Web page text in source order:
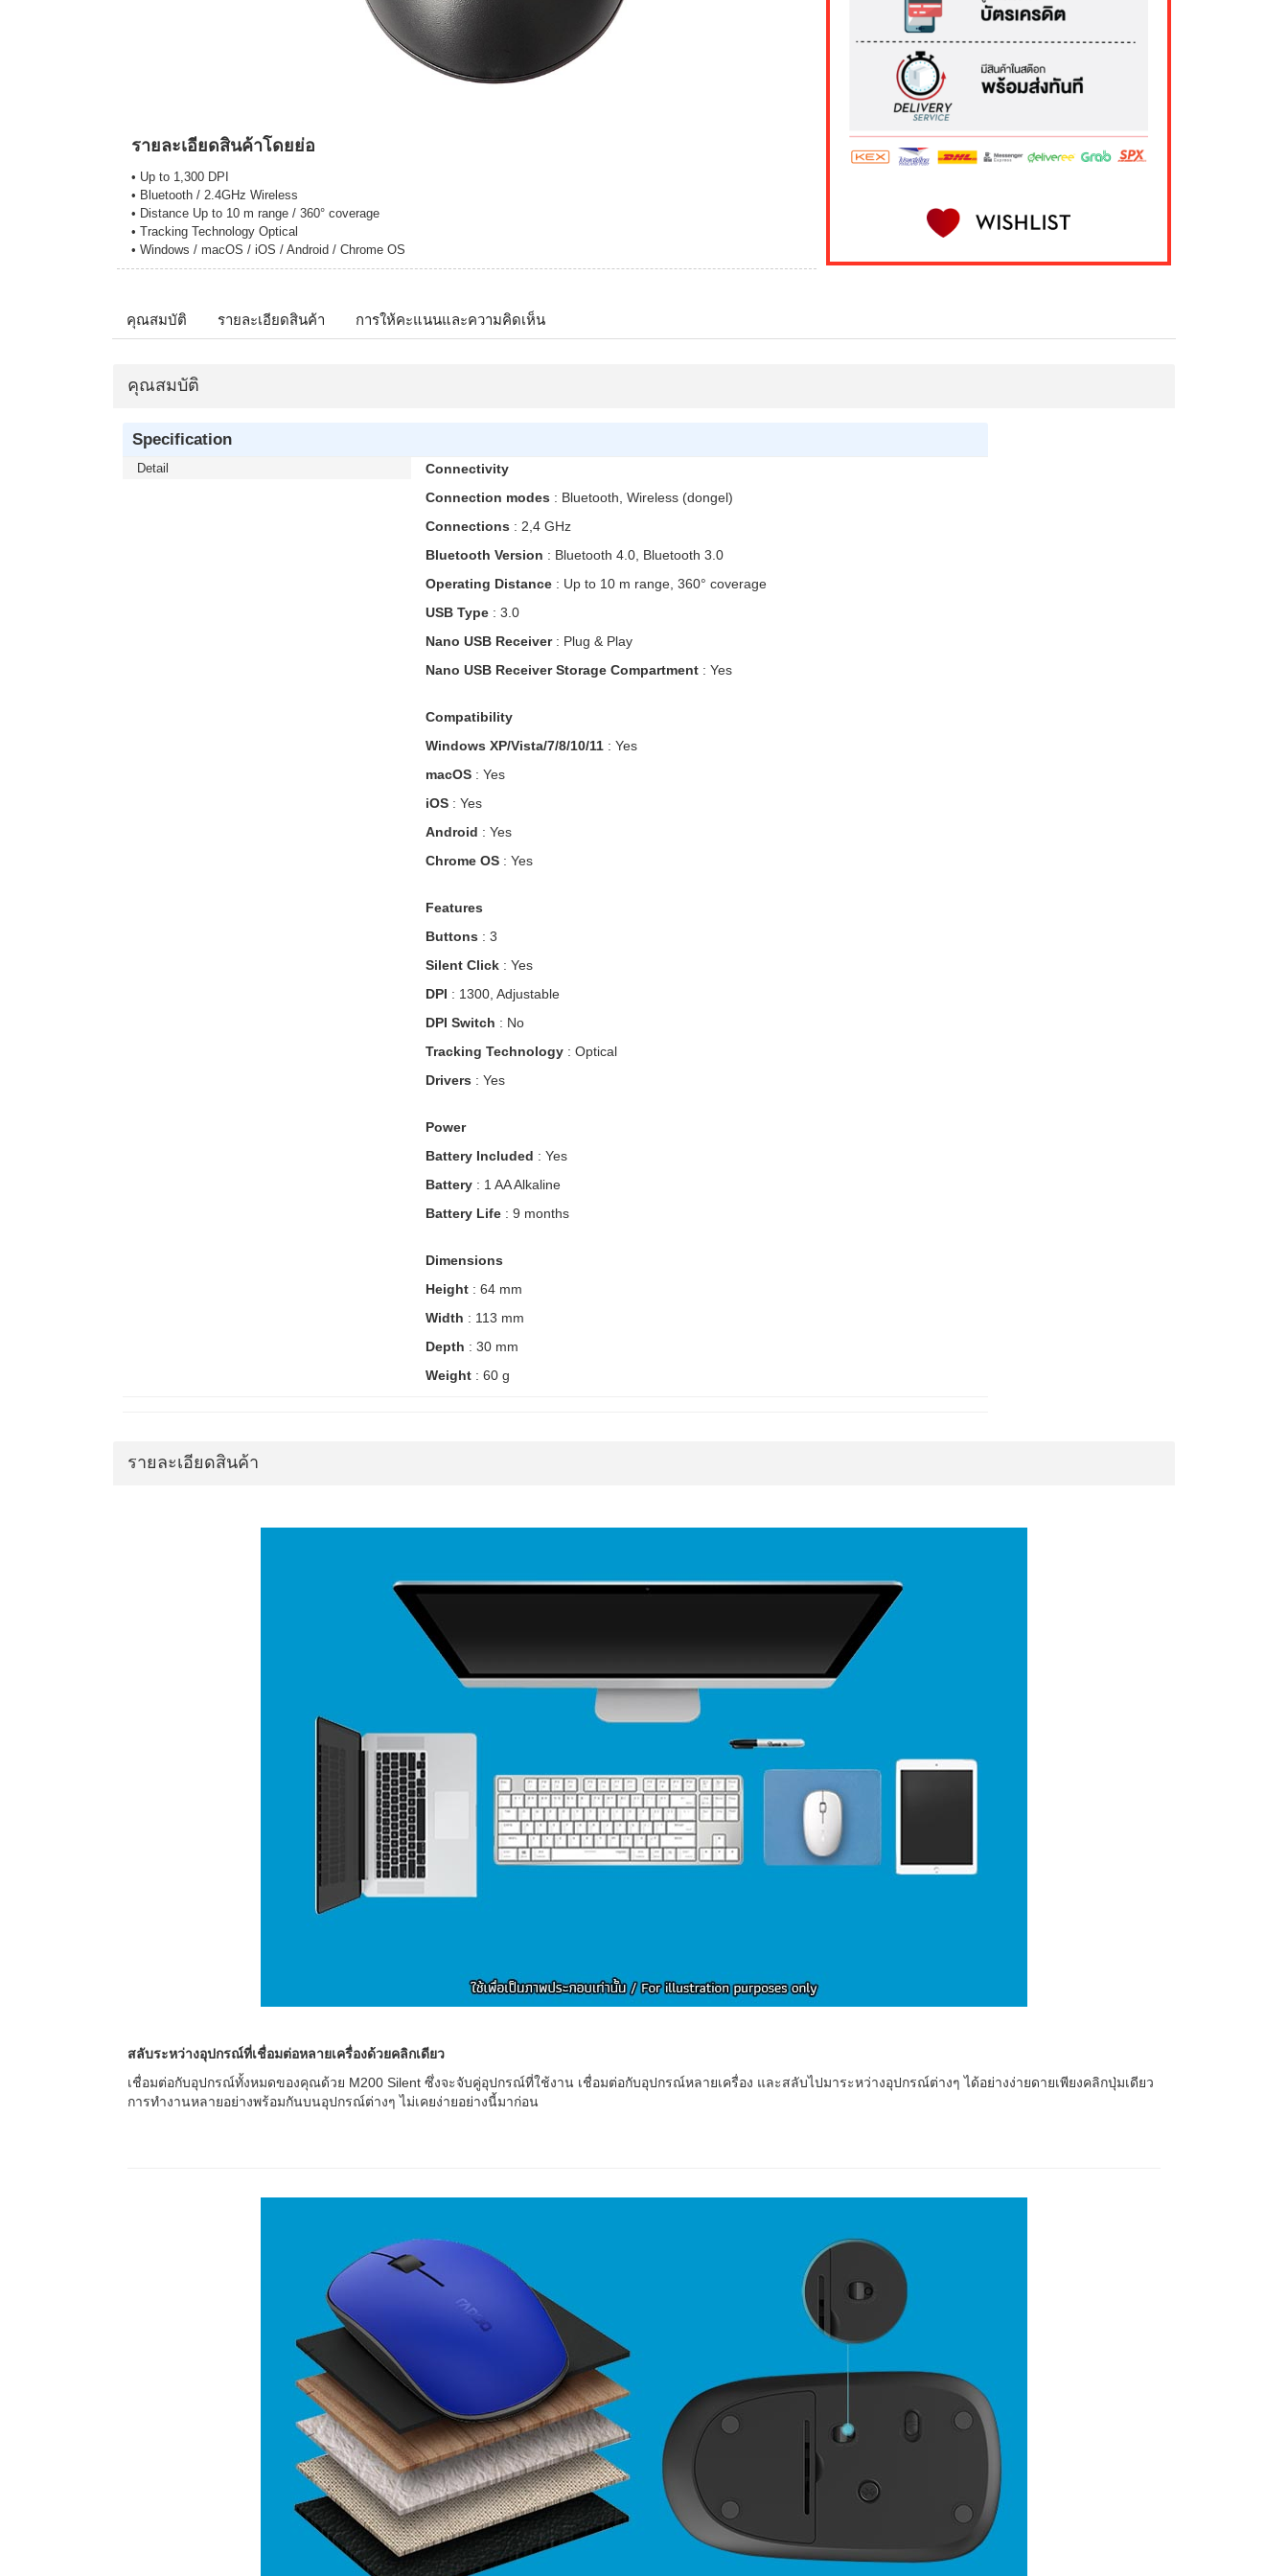
รายละเอียดสินค้าโดยย่อ
• Up to 1,300 DPI
• Bluetooth / 2.4GHz Wireless
• Distance Up to 10 m range / 360° coverage
• Tracking Technology Optical
• Windows / macOS / iOS / Android / Chrome OS
คุณสมบัติ รายละเอียดสินค้า การให้คะแนนและความคิดเห็น
คุณสมบัติ
Specification
Detail
Connectivity
Connection modes : Bluetooth, Wireless (dongel)
Connections : 2,4 GHz
Bluetooth Version : Bluetooth 4.0, Bluetooth 3.0
Operating Distance : Up to 10 m range, 360° coverage
USB Type : 3.0
Nano USB Receiver : Plug & Play
Nano USB Receiver Storage Compartment : Yes
Compatibility
Windows XP/Vista/7/8/10/11 : Yes
macOS : Yes
iOS : Yes
Android : Yes
Chrome OS : Yes
Features
Buttons : 3
Silent Click : Yes
DPI : 1300, Adjustable
DPI Switch : No
Tracking Technology : Optical
Drivers : Yes
Power
Battery Included : Yes
Battery : 1 AA Alkaline
Battery Life : 9 months
Dimensions
Height : 64 mm
Width : 113 mm
Depth : 30 mm
Weight : 60 g
รายละเอียดสินค้า
สลับระหว่างอุปกรณ์ที่เชื่อมต่อหลายเครื่องด้วยคลิกเดียว
เชื่อมต่อกับอุปกรณ์ทั้งหมดของคุณด้วย M200 Silent ซึ่งจะจับคู่อุปกรณ์ที่ใช้งาน เชื่อมต่อกับอุปกรณ์หลายเครื่อง และสลับไปมาระหว่างอุปกรณ์ต่างๆ ได้อย่างง่ายดายเพียงคลิกปุ่มเดียว
การทำงานหลายอย่างพร้อมกันบนอุปกรณ์ต่างๆ ไม่เคยง่ายอย่างนี้มาก่อน